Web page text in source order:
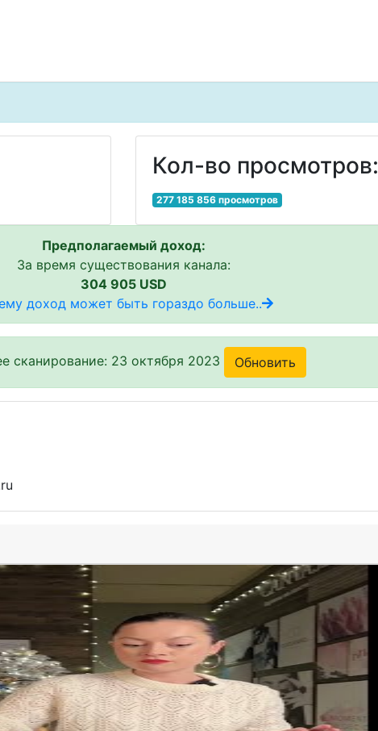
Кол-во просмотров:
277 185 856 просмотров
Предполагаемый доход:
За время существования канала:
304 905 USD
доход может быть гораздо больше..
сканирование: 23 октября 2023 Обновить